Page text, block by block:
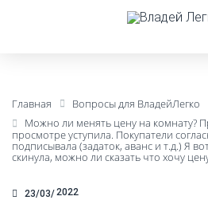
Главная
Вопросы для ВладейЛегко
Можно ли менять цену на комнату?
просмотре уступила. Покупатели
подписывала (задаток, аванс и т.д.) Я
скинула, можно ли сказать что хочу
23/03 2022